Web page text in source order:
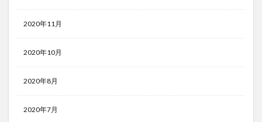
2020年11月
2020年10月
2020年8月
2020年7月